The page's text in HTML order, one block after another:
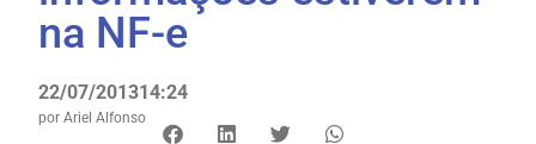
na NF-e
22/07/201314:24
por Ariel Alfonso